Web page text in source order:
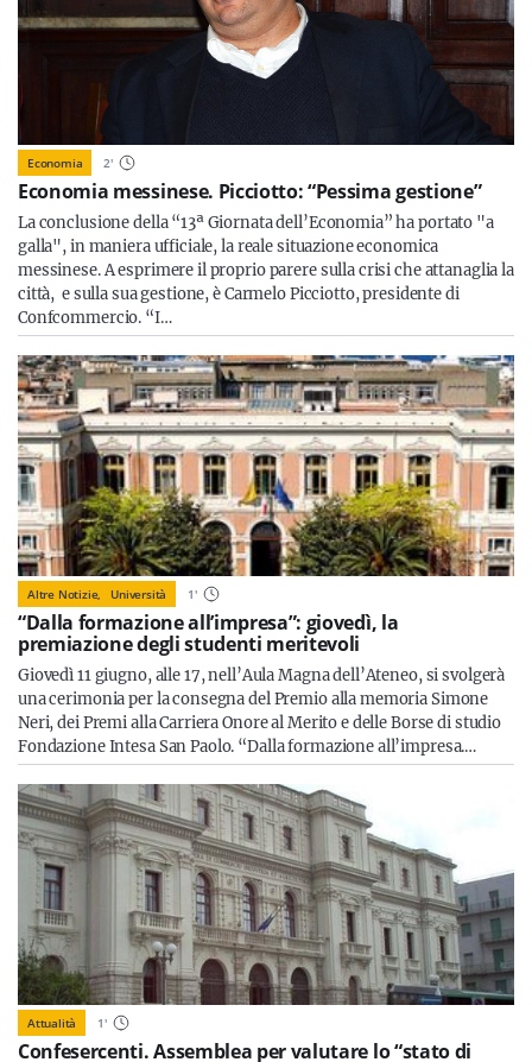
Economia 2'
Economia messinese. Picciotto: “Pessima gestione”
La conclusione della “13ª Giornata dell’Economia” ha portato "a
galla", in maniera ufficiale, la reale situazione economica
messinese. A esprimere il proprio parere sulla crisi che attanaglia la
città, e sulla sua gestione, è Carmelo Picciotto, presidente di
Confcommercio. “I…
Altre Notizie, Università 1'
“Dalla formazione all’impresa”: giovedì, la
premiazione degli studenti meritevoli
Giovedì 11 giugno, alle 17, nell’Aula Magna dell’Ateneo, si svolgerà
una cerimonia per la consegna del Premio alla memoria Simone
Neri, dei Premi alla Carriera Onore al Merito e delle Borse di studio
Fondazione Intesa San Paolo. “Dalla formazione all’impresa.…
Attualità 1'
Confesercenti. Assemblea per valutare lo “stato di